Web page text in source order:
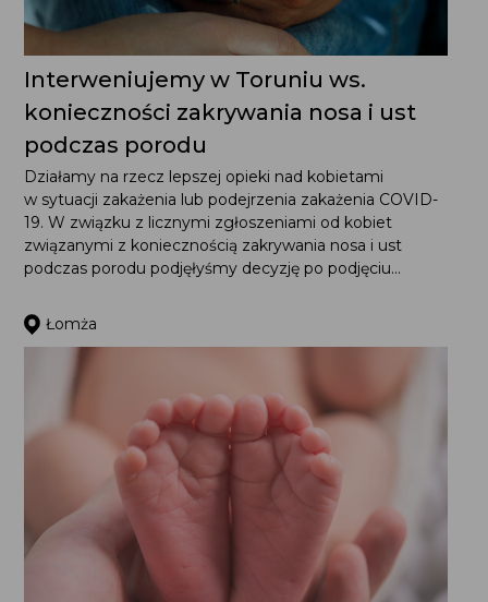
Interweniujemy w Toruniu ws.
konieczności zakrywania nosa i ust
podczas porodu
Działamy na rzecz lepszej opieki nad kobietami
w sytuacji zakażenia lub podejrzenia zakażenia COVID-
19. W związku z licznymi zgłoszeniami od kobiet
związanymi z koniecznością zakrywania nosa i ust
podczas porodu podjęłyśmy decyzję po podjęciu...
Łomża